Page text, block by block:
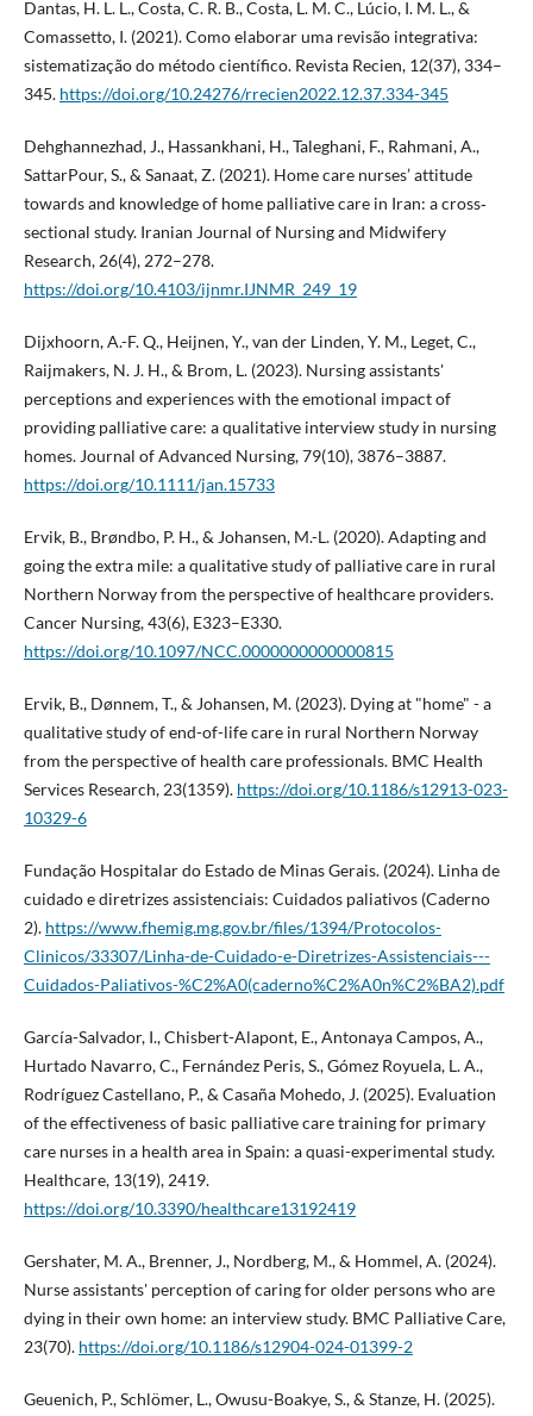
Dantas, H. L. L., Costa, C. R. B., Costa, L. M. C., Lúcio, I. M. L., &
Comassetto, I. (2021). Como elaborar uma revisão integrativa:
sistematização do método científico. Revista Recien, 12(37), 334–
345. https://doi.org/10.24276/rrecien2022.12.37.334-345
Dehghannezhad, J., Hassankhani, H., Taleghani, F., Rahmani, A.,
SattarPour, S., & Sanaat, Z. (2021). Home care nurses’ attitude
towards and knowledge of home palliative care in Iran: a cross‐
sectional study. Iranian Journal of Nursing and Midwifery
Research, 26(4), 272–278.
https://doi.org/10.4103/ijnmr.IJNMR_249_19
Dijxhoorn, A.-F. Q., Heijnen, Y., van der Linden, Y. M., Leget, C.,
Raijmakers, N. J. H., & Brom, L. (2023). Nursing assistants'
perceptions and experiences with the emotional impact of
providing palliative care: a qualitative interview study in nursing
homes. Journal of Advanced Nursing, 79(10), 3876–3887.
https://doi.org/10.1111/jan.15733
Ervik, B., Brøndbo, P. H., & Johansen, M.-L. (2020). Adapting and
going the extra mile: a qualitative study of palliative care in rural
Northern Norway from the perspective of healthcare providers.
Cancer Nursing, 43(6), E323–E330.
https://doi.org/10.1097/NCC.0000000000000815
Ervik, B., Dønnem, T., & Johansen, M. (2023). Dying at "home" - a
qualitative study of end-of-life care in rural Northern Norway
from the perspective of health care professionals. BMC Health
Services Research, 23(1359). https://doi.org/10.1186/s12913-023-
10329-6
Fundação Hospitalar do Estado de Minas Gerais. (2024). Linha de
cuidado e diretrizes assistenciais: Cuidados paliativos (Caderno
2). https://www.fhemig.mg.gov.br/files/1394/Protocolos-
Clinicos/33307/Linha-de-Cuidado-e-Diretrizes-Assistenciais---
Cuidados-Paliativos-%C2%A0(caderno%C2%A0n%C2%BA2).pdf
García-Salvador, I., Chisbert-Alapont, E., Antonaya Campos, A.,
Hurtado Navarro, C., Fernández Peris, S., Gómez Royuela, L. A.,
Rodríguez Castellano, P., & Casaña Mohedo, J. (2025). Evaluation
of the effectiveness of basic palliative care training for primary
care nurses in a health area in Spain: a quasi-experimental study.
Healthcare, 13(19), 2419.
https://doi.org/10.3390/healthcare13192419
Gershater, M. A., Brenner, J., Nordberg, M., & Hommel, A. (2024).
Nurse assistants' perception of caring for older persons who are
dying in their own home: an interview study. BMC Palliative Care,
23(70). https://doi.org/10.1186/s12904-024-01399-2
Geuenich, P., Schlömer, L., Owusu-Boakye, S., & Stanze, H. (2025).